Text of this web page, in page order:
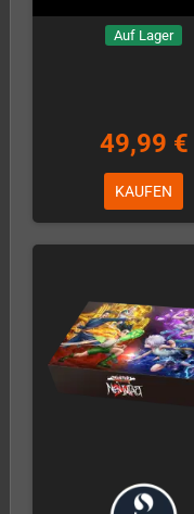
Auf Lager
49,99 €
KAUFEN